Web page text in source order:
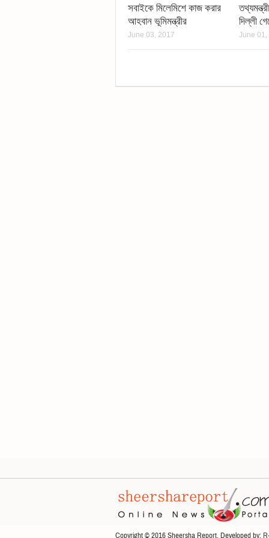
সবাইকে মিলেমিশে কাজ করার
আহবান ভূমিমন্ত্রীর
June 03, 2017
দিল্লী
June 01,
Copyright © 2016 Sheersha Report. Developed by: